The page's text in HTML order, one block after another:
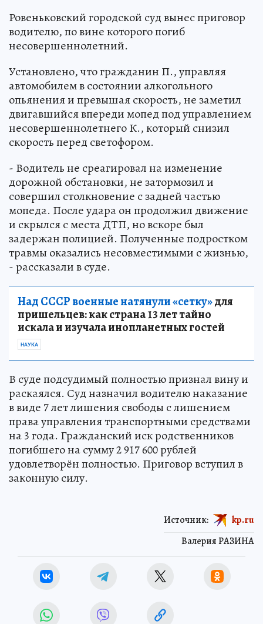
Ровеньковский городской суд вынес приговор
водителю, по вине которого погиб
несовершеннолетний.
Установлено, что гражданин П., управляя
автомобилем в состоянии алкогольного
опьянения и превышая скорость, не заметил
двигавшийся впереди мопед под управлением
несовершеннолетнего К., который снизил
скорость перед светофором.
- Водитель не среагировал на изменение
дорожной обстановки, не затормозил и
совершил столкновение с задней частью
мопеда. После удара он продолжил движение
и скрылся с места ДТП, но вскоре был
задержан полицией. Полученные подростком
травмы оказались несовместимыми с жизнью,
- рассказали в суде.
Над СССР военные натянули «сетку»для
пришельцев: как страна 13 лет тайно
искала и изучала инопланетных гостей
НАУКА
В суде подсудимый полностью признал вину и
раскаялся. Суд назначил водителю наказание
в виде 7 лет лишения свободы с лишением
права управления транспортными средствами
на 3 года. Гражданский иск родственников
погибшего на сумму 2 917 600 рублей
удовлетворён полностью. Приговор вступил в
законную силу.
Валерия РАЗИНА
Источник: kp.ru